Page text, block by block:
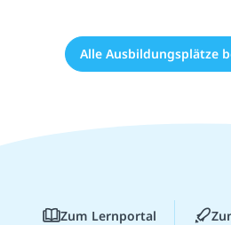
Alle Ausbildungsplätze
Zum Lernportal